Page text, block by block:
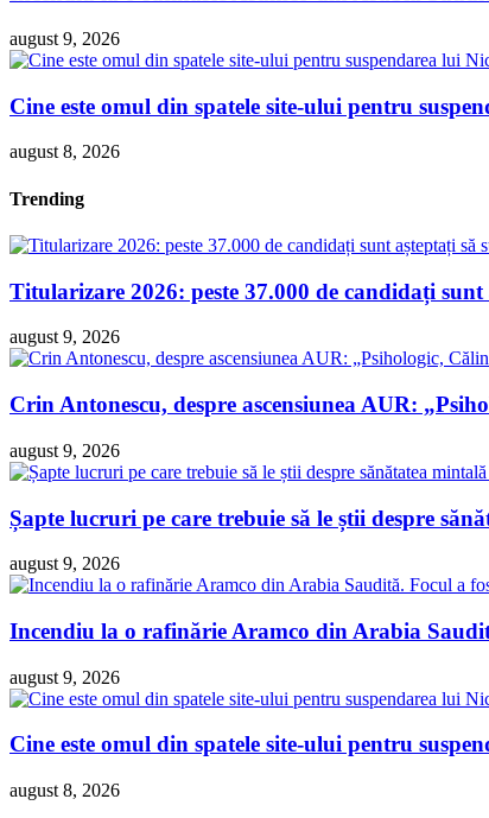
august 9, 2026
Cine este omul din spatele site-ului pentru
august 8, 2026
Trending
Titularizare 2026: peste 37.000 de candidați
august 9, 2026
Crin Antonescu, despre ascensiunea AUR:
august 9, 2026
Șapte lucruri pe care trebuie să le știi despre
august 9, 2026
Incendiu la o rafinărie Aramco din Arabia
august 9, 2026
Cine este omul din spatele site-ului pentru
august 8, 2026